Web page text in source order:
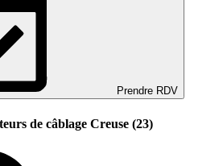
Prendre RDV
de câblage Creuse (23)